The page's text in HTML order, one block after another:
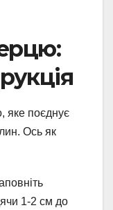
яке поєднує
Ось як
1-2 см до